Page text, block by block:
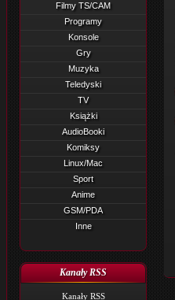
Filmy TS/CAM
Programy
Konsole
Gry
Muzyka
Teledyski
TV
Książki
AudioBooki
Komiksy
Linux/Mac
Sport
Anime
GSM/PDA
Inne
Kanały RSS
Kanały RSS